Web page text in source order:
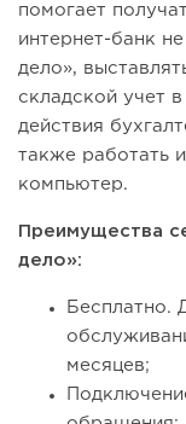
помогает
интернет-банк
дело»,
складской учет
действия
также работать
компьютер.
Преимущества
дело»:
Бесплатно.
месяцев;